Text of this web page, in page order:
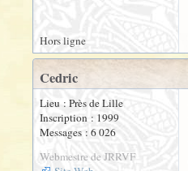
Hors ligne
Cedric
Lieu : Près de Lille
Inscription : 1999
Messages : 6 026
Webmestre de JRRVF